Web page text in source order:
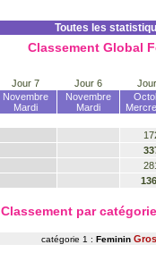
Toutes les
Classement Global
Jour 7 Jour 6
Novembre
Mardi
Novembre
Mardi
Classement par
catégorie 1 : Feminin